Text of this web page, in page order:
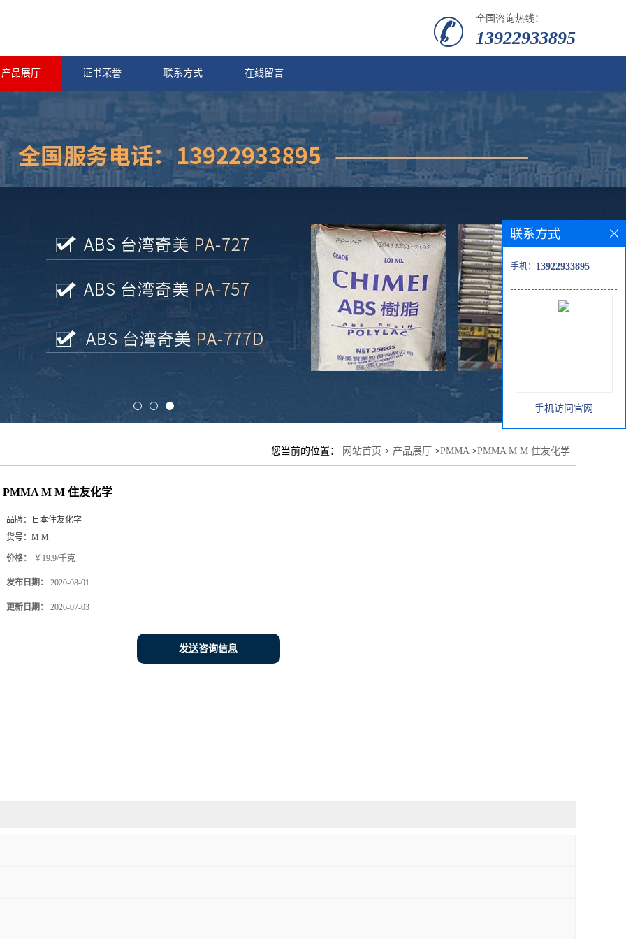
全国咨询热线：
13922933895
产品展厅 证书荣誉 联系方式 在线留言
您当前的位置： 网站首页 > 产品展厅 >PMMA >PMMA M M 住友化学
PMMA M M 住友化学
品牌：
日本住友化学
货号： M M
价格： ￥19.9/千克
发布日期： 2020-08-01
更新日期： 2026-07-03
发送咨询信息
联系方式
手机： 13922933895
手机访问官网